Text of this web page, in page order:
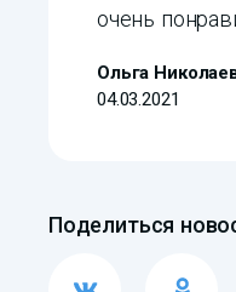
очень
Ольга
04.03.2021
Поделиться